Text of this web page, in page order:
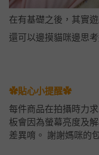
在有基礎之後，其實
還可以邊摸貓咪邊思
✿貼心小提醒✿
每件商品在拍攝時力
板會因為螢幕亮度及
差異唷。 謝謝媽咪的